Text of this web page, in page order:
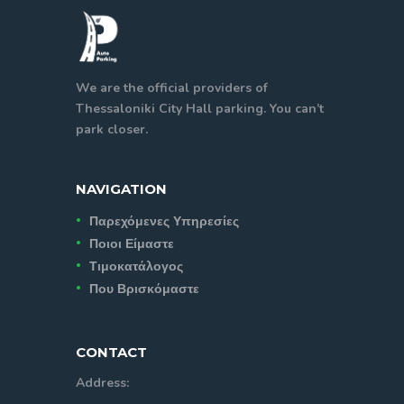
We are the official providers of
Thessaloniki City Hall parking. You can’t
park closer.
NAVIGATION
Παρεχόμενες Υπηρεσίες
Ποιοι Είμαστε
Τιμοκατάλογος
Που Βρισκόμαστε
CONTACT
Address: